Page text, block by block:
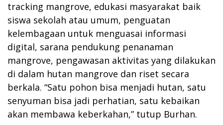
tracking mangrove, edukasi masyarakat baik
siswa sekolah atau umum, penguatan
kelembagaan untuk menguasai informasi
digital, sarana pendukung penanaman
mangrove, pengawasan aktivitas yang dilakukan
di dalam hutan mangrove dan riset secara
berkala. “Satu pohon bisa menjadi hutan, satu
senyuman bisa jadi perhatian, satu kebaikan
akan membawa keberkahan,” tutup Burhan.